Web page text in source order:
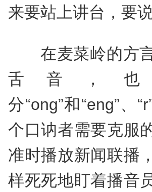
来要站上讲台，要
在麦菜岭的方
舌音，
分“ong”和“eng”
个口讷者需要克服
准时播放新闻联播
样死死地盯着播音